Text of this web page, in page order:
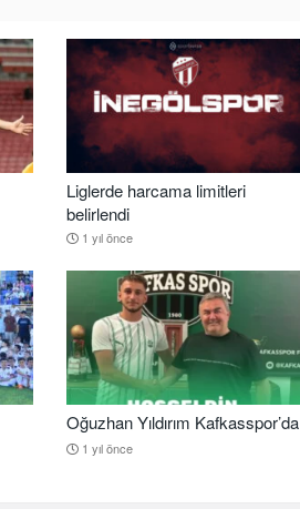
Liglerde harcama limitleri
belirlendi
1 yıl önce
Oğuzhan Yıldırım Kafkasspor’da
1 yıl önce